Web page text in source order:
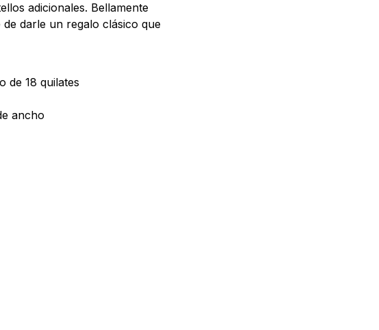
adicionales. Bellamente
darle un regalo clásico que
de 18 quilates
ancho